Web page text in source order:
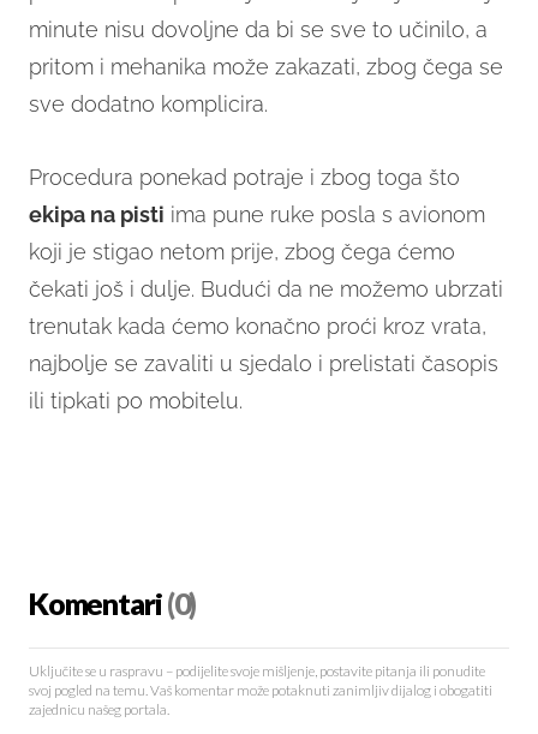
minute nisu dovoljne da bi se sve to učinilo, a
pritom i mehanika može zakazati, zbog čega se
sve dodatno komplicira.
Procedura ponekad potraje i zbog toga što
ekipa na pisti ima pune ruke posla s avionom
koji je stigao netom prije, zbog čega ćemo
čekati još i dulje. Budući da ne možemo ubrzati
trenutak kada ćemo konačno proći kroz vrata,
najbolje se zavaliti u sjedalo i prelistati časopis
ili tipkati po mobitelu.
Komentari(0)
Uključite se u raspravu – podijelite svoje mišljenje, postavite pitanja ili ponudite
svoj pogled na temu. Vaš komentar može potaknuti zanimljiv dijalog i obogatiti
zajednicu našeg portala.